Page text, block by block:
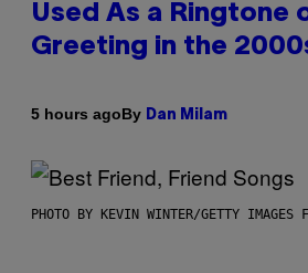
Used As a Ringtone
Greeting in the
5 hours agoBy Dan Milam
PHOTO BY KEVIN WINTER/GETTY IMAGES